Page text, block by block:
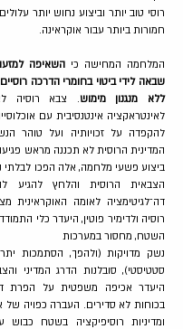
רוסי טוב יותר וביצוע נחוש יותר
חמורות ביותר עבור אוקראינה.
המלחמה המחישה כי השאיפה
שבאה לידי ביטוי בחומרי הדרכה
ללא מנגנון מימוש. צבא רוסיה
לאינטראקציה אינטנסיבית עם
להקפדה על זכויותיה ועל טוהר
המדינית הרוסית לא תכננה מראש
ביצוע פשעי מלחמה, אלה הפכו לבלתי
הצבאית הרוסית והלחץ להגיע
דה־לגיטימציה לאומה
רוסיה ולדימיר פוטין, היעדר כלי
השטח, מחסור במערכות
נשק מדויקות (ולהפך, הסתמכות
סטטיסטי), סובלנות הדרג המדיני
היעדר אכיפה משפטית על הפרת
בכוחות לא סדירים. העברה כפויה של
ומדיניות רוסיפיקציה בשטח כבוש